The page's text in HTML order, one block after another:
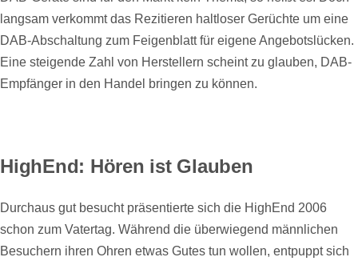
langsam verkommt das Rezitieren haltloser Gerüchte um eine
DAB-Abschaltung zum Feigenblatt für eigene Angebotslücken.
Eine steigende Zahl von Herstellern scheint zu glauben, DAB-
Empfänger in den Handel bringen zu können.
HighEnd: Hören ist Glauben
Durchaus gut besucht präsentierte sich die HighEnd 2006
schon zum Vatertag. Während die überwiegend männlichen
Besuchern ihren Ohren etwas Gutes tun wollen, entpuppt sich